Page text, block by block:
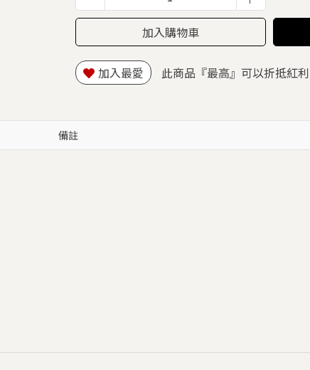
加入購物車
加入最愛 此商品『最高』可以折抵紅利
備註